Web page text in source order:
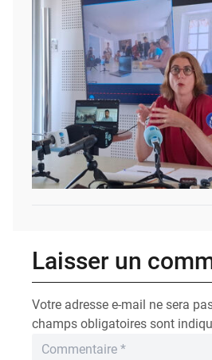
Laisser un
Votre adresse e-mail ne sera
champs obligatoires sont